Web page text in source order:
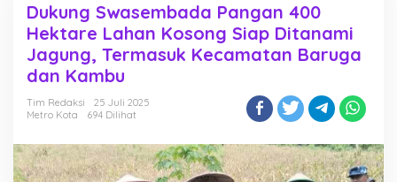
k
u
n
g
m
b
Dukung Swasembada Pangan 400
Hektare Lahan Kosong Siap Ditanami
Jagung, Termasuk Kecamatan Baruga
dan Kambu
Tim Redaksi
25 Juli 2025
Metro Kota
694 Dilihat